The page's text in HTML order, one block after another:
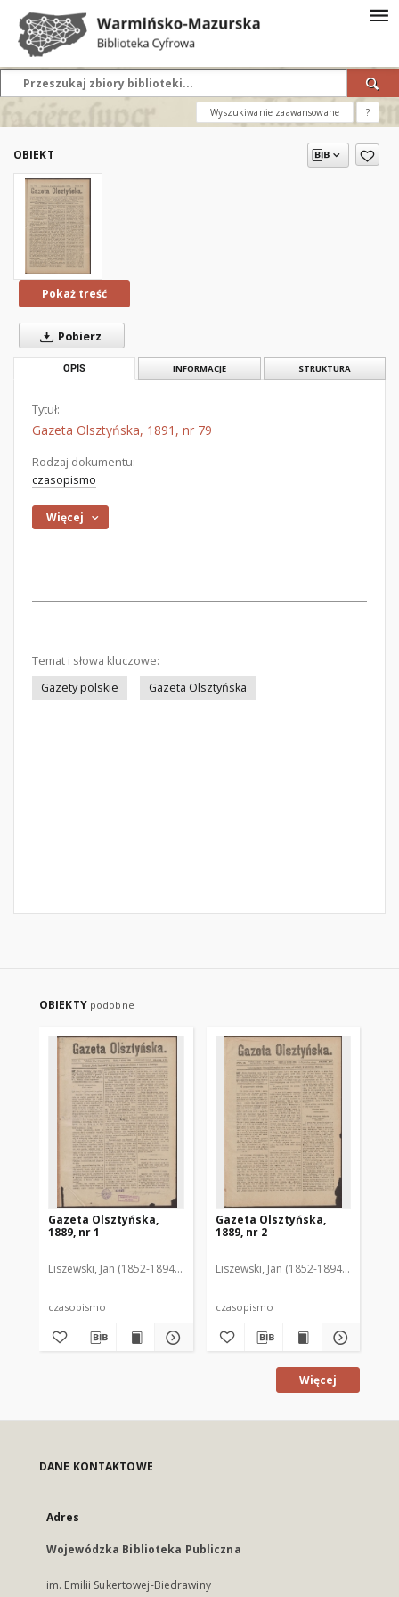
Wyszukiwanie zaawansowane ?
OBIEKT
Pokaż treść
Pobierz
OPIS INFORMACJE STRUKTURA
Tytuł:
Gazeta Olsztyńska, 1891, nr 79
Rodzaj dokumentu:
czasopismo
Więcej
Temat i słowa kluczowe:
Gazety polskie
Gazeta Olsztyńska
OBIEKTY podobne
Gazeta Olsztyńska,
1889, nr 1
Liszewski, Jan (1852-1894). Red.
czasopismo
Gazeta Olsztyńska,
1889, nr 2
Liszewski, Jan (1852-1894). Red.
czasopismo
Więcej
DANE KONTAKTOWE
Adres
Wojewódzka Biblioteka Publiczna
im. Emilii Sukertowej-Biedrawiny